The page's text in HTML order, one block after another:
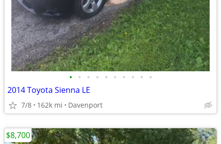
• • • • • • • • • •
2014 Toyota Sienna LE
7/8 162k mi Davenport
$8,700